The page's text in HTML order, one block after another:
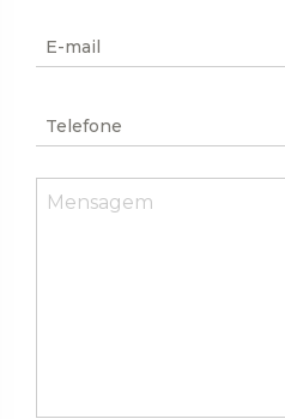
mail
Telefone